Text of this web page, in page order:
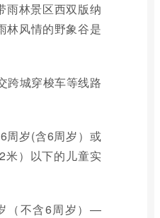
雨林景区西双版纳
林风情的野象谷是
跨城穿梭车等线路
周岁(含6周岁）或
米）以下的儿童实
（不含6周岁）—